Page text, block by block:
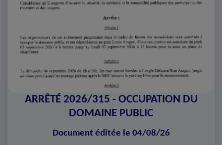
ARRÊTÉ 2026/315 - OCCUPATION DU
DOMAINE PUBLIC
Document éditée le 04/08/26